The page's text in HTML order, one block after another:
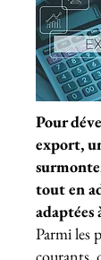
Pour
export,
tout en
adaptées
Parmi les